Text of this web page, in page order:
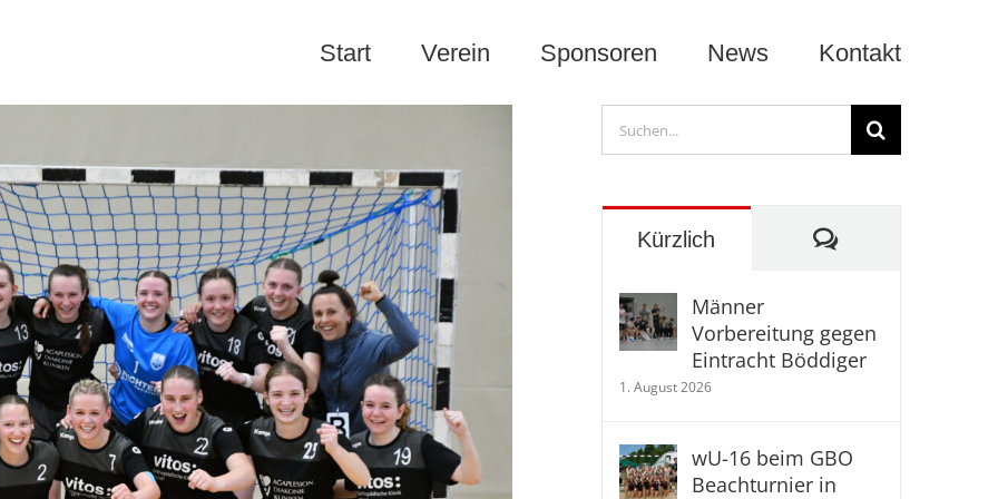
Start Verein Sponsoren News Kontakt
Suche
nach:
Kürzlich Kommentare
Männer
Vorbereitung gegen
Eintracht Böddiger
1. August 2026
wU-16 beim GBO
Beachturnier in